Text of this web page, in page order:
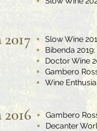
Slow Wine
Bibenda
Doctor Wine
Gambero
Wine
Gambero
Decanter